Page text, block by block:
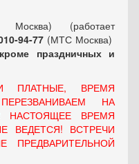
Москва) (работает
94-77 (МТС Москва)
праздничных и
ПЛАТНЫЕ, ВРЕМЯ
НА
ВРЕМЯ
ВСТРЕЧИ